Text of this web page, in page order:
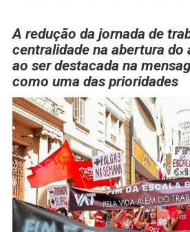
A redução da jornada de
centralidade na abertura do
ao ser destacada na
como uma das prioridades